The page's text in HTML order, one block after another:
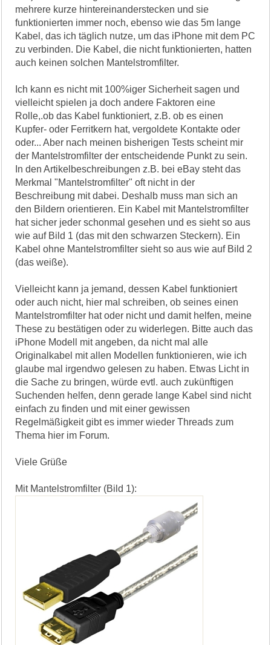
mehrere kurze hintereinanderstecken und sie
funktionierten immer noch, ebenso wie das 5m lange
Kabel, das ich täglich nutze, um das iPhone mit dem PC
zu verbinden. Die Kabel, die nicht funktionierten, hatten
auch keinen solchen Mantelstromfilter.
Ich kann es nicht mit 100%iger Sicherheit sagen und
vielleicht spielen ja doch andere Faktoren eine
Rolle,.ob das Kabel funktioniert, z.B. ob es einen
Kupfer- oder Ferritkern hat, vergoldete Kontakte oder
oder... Aber nach meinen bisherigen Tests scheint mir
der Mantelstromfilter der entscheidende Punkt zu sein.
In den Artikelbeschreibungen z.B. bei eBay steht das
Merkmal "Mantelstromfilter" oft nicht in der
Beschreibung mit dabei. Deshalb muss man sich an
den Bildern orientieren. Ein Kabel mit Mantelstromfilter
hat sicher jeder schonmal gesehen und es sieht so aus
wie auf Bild 1 (das mit den schwarzen Steckern). Ein
Kabel ohne Mantelstromfilter sieht so aus wie auf Bild 2
(das weiße).
Vielleicht kann ja jemand, dessen Kabel funktioniert
oder auch nicht, hier mal schreiben, ob seines einen
Mantelstromfilter hat oder nicht und damit helfen, meine
These zu bestätigen oder zu widerlegen. Bitte auch das
iPhone Modell mit angeben, da nicht mal alle
Originalkabel mit allen Modellen funktionieren, wie ich
glaube mal irgendwo gelesen zu haben. Etwas Licht in
die Sache zu bringen, würde evtl. auch zukünftigen
Suchenden helfen, denn gerade lange Kabel sind nicht
einfach zu finden und mit einer gewissen
Regelmäßigkeit gibt es immer wieder Threads zum
Thema hier im Forum.
Viele Grüße
Mit Mantelstromfilter (Bild 1):